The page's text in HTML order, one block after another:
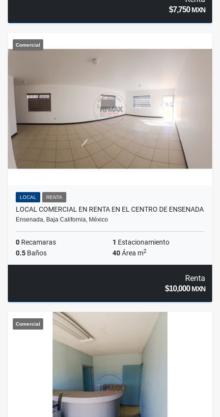
$7,750MXN
Comercial
LOCAL RENTA
LOCAL COMERCIAL EN RENTA EN EL CENTRO DE ENSENADA
Ensenada, Baja California, México
0 Recamaras 1 Estacionamiento
0.5 Baños 40Área m2
Renta
$10,000MXN
Comercial